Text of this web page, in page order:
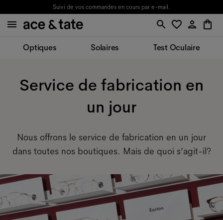
Suivi de vos commandes en cours par e-mail.
Optiques Solaires Test Oculaire
Service de fabrication en
un jour
Nous offrons le service de fabrication en un jour
dans toutes nos boutiques. Mais de quoi s’agit-il?